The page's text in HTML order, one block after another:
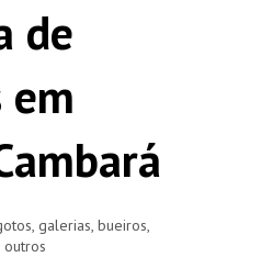
de
em
galerias, bueiros,